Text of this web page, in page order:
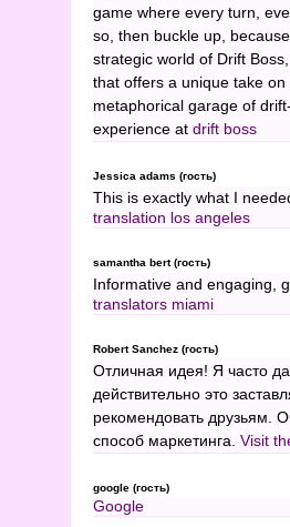
game where every turn,
so, then buckle up,
strategic world of Drift
that offers a unique take on
metaphorical garage of
experience at drift boss
Jessica adams (гость)
This is exactly what I
translation los angeles
samantha bert (гость)
Informative and engaging,
translators miami
Robert Sanchez (гость)
Отличная идея! Я часто
действительно это
рекомендовать друзьям.
способ маркетинга. Visit
google (гость)
Google